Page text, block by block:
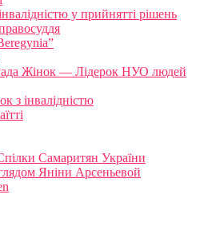
у прийнятті рішень
Жінок — Лідерок НУО людей
з інвалідністю
Самаритян України
Яніни Арсеньевой